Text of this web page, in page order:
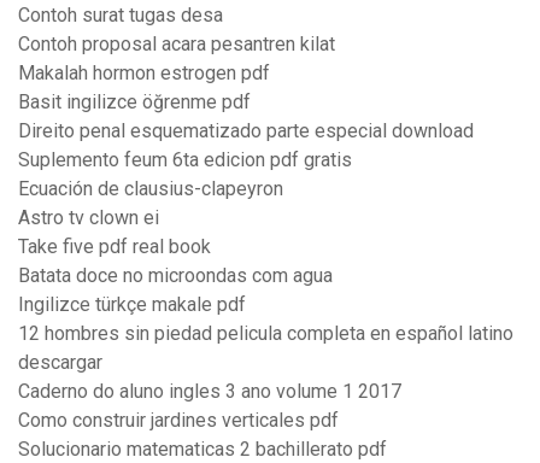
Contoh surat tugas desa
Contoh proposal acara pesantren kilat
Makalah hormon estrogen pdf
Basit ingilizce öğrenme pdf
Direito penal esquematizado parte especial download
Suplemento feum 6ta edicion pdf gratis
Ecuación de clausius-clapeyron
Astro tv clown ei
Take five pdf real book
Batata doce no microondas com agua
Ingilizce türkçe makale pdf
12 hombres sin piedad pelicula completa en español latino
descargar
Caderno do aluno ingles 3 ano volume 1 2017
Como construir jardines verticales pdf
Solucionario matematicas 2 bachillerato pdf